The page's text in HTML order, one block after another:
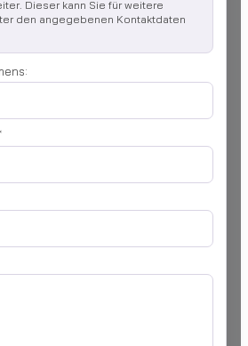
Dieser kann Sie für weitere
den angegebenen Kontaktdaten